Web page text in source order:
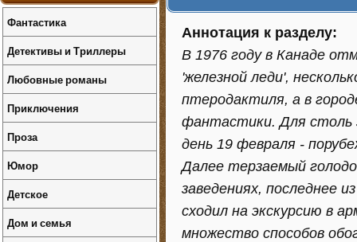
Аннотация к разделу:
В 1976 году в Канаде
'железной леди',
птеродактиля, а в
фантастики. Для столь
день 19 февраля -
Далее терзаемый
заведениях, последнее
сходил на экскурсию в
множество способов
Фантастика
Детективы и Триллеры
Любовные романы
Приключения
Проза
Юмор
Детское
Дом и семья